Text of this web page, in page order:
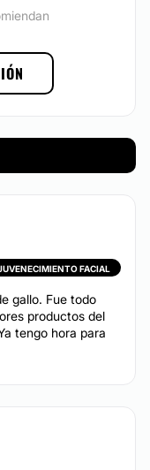
de
un espacio
FACIAL
gallo. Fue todo
productos del
tengo hora para